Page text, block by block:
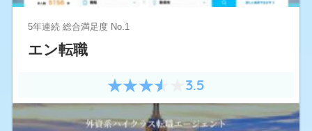
5年連続 総合満足度 No.1
エン転職
3.5